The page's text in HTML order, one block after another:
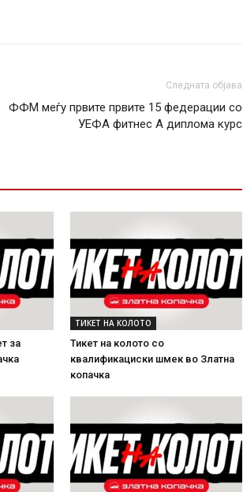
Следната објава
ФФМ меѓу првите првите 15 федерации со
УЕФА фитнес А диплома курс
за
ТИКЕТ НА КОЛОТО
Тикет на колото со
квалификациски шмек во Златна
копачка